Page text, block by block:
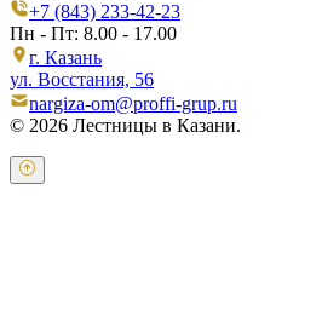
+7 (843) 233-42-23
Пн - Пт: 8.00 - 17.00
г. Казань
ул. Восстания, 56
nargiza-om@proffi-grup.ru
© 2026 Лестницы в Казани.